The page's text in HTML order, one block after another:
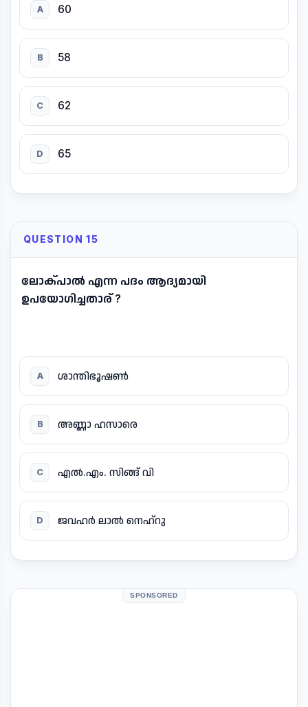
A 60
B 58
C 62
D 65
QUESTION 15
ലോക്പാൽ എന്ന പദം ആദ്യമായി
ഉപയോഗിച്ചതാര് ?
A ശാന്തിഭൂഷൺ
B അണ്ണാ ഹസാരെ
C എൽ.എം. സിങ്ങ് വി
D ജവഹർ ലാൽ നെഹ്റു
SPONSORED